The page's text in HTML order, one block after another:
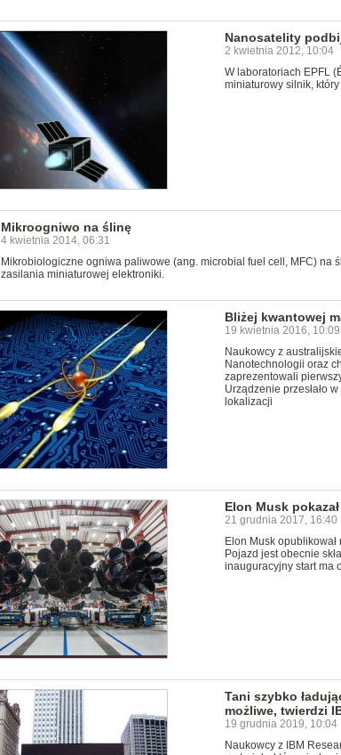
Nanosatelity
2 kwietnia 2012, 10:04
W laboratoriach EPFL
miniaturowy silnik,
Mikroogniwo na ślinę
4 kwietnia 2014, 06:31
Mikrobiologiczne ogniwa paliwowe (ang. microbial fuel cell, MFC) na
zasilania miniaturowej elektroniki.
Bliżej kwantowej
19 kwietnia 2016, 10:09
Naukowcy z
Nanotechnologii oraz
zaprezentowali
Urządzenie przesłało
lokalizacji
Elon Musk
21 grudnia 2017, 16:40
Elon Musk
Pojazd jest obecnie
inauguracyjny start ma
Tani szybko
możliwe, twierdzi
19 grudnia 2019, 10:04
Naukowcy z IBM